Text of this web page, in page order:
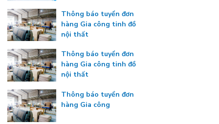
Thông báo tuyển đơn
hàng Gia công tinh đồ
nội thất
Thông báo tuyển đơn
hàng Gia công tinh đồ
nội thất
Thông báo tuyển đơn
hàng Gia công